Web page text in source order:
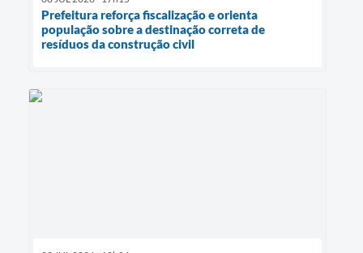
Prefeitura reforça fiscalização e orienta
população sobre a destinação correta de
resíduos da construção civil